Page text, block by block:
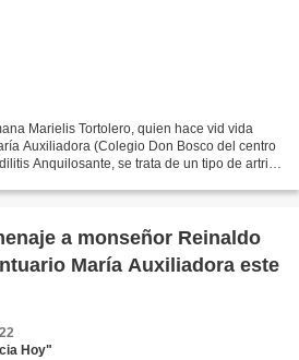
Marielis Tortolero, quien hace vid vida
Auxiliadora (Colegio Don Bosco del centro
Anquilosante, se trata de un tipo de artritis
a monseñor Reinaldo
María Auxiliadora este
Hoy"